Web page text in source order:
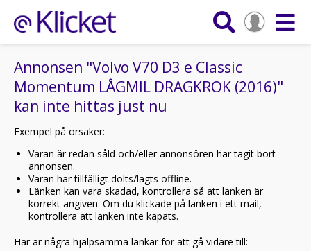
Annonsen "Volvo V70 D3 e Classic
Momentum LÅGMIL DRAGKROK (2016)"
kan inte hittas just nu
Exempel på orsaker:
Varan är redan såld och/eller annonsören har tagit bort
annonsen.
Varan har tillfälligt dolts/lagts offline.
Länken kan vara skadad, kontrollera så att länken är
korrekt angiven. Om du klickade på länken i ett mail,
kontrollera att länken inte kapats.
Här är några hjälpsamma länkar för att gå vidare till: